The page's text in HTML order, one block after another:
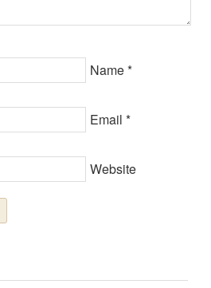
Name*
Email *
Website